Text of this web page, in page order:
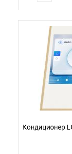
Кондиционер